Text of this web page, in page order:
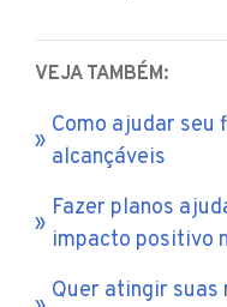
VEJA TAMBÉM:
Como ajudar seu
alcançáveis
Fazer planos
impacto positivo
Quer atingir